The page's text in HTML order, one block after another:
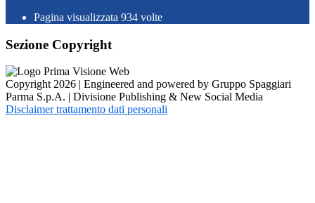
Pagina visualizzata 934 volte
Sezione Copyright
Copyright 2026 | Engineered and powered by Gruppo Spaggiari
Parma S.p.A. | Divisione Publishing & New Social Media
Disclaimer trattamento dati personali